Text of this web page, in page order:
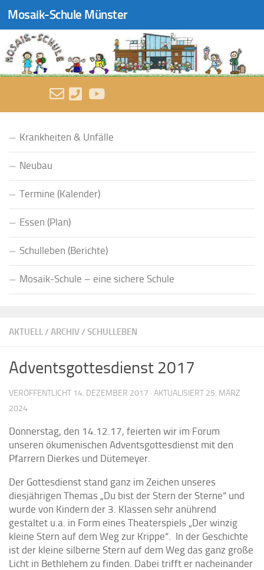
Zum Inhalt springen
Mosaik-Schule Münster
AKTUELL/ ARCHIV/ SCHULLEBEN
Adventsgottesdienst 2017
VERÖFFENTLICHT 14. DEZEMBER 2017 · AKTUALISIERT 25. MÄRZ
2024
Donnerstag, den 14.12.17, feierten wir im Forum
unseren ökumenischen Adventsgottesdienst mit den
Pfarrern Dierkes und Dütemeyer.
Der Gottesdienst stand ganz im Zeichen unseres
diesjährigen Themas „Du bist der Stern der Sterne“ und
wurde von Kindern der 3. Klassen sehr anührend
gestaltet u.a. in Form eines Theaterspiels „Der winzig
kleine Stern auf dem Weg zur Krippe“. In der Geschichte
ist der kleine silberne Stern auf dem Weg das ganz große
Licht in Bethlehem zu finden. Dabei trifft er nacheinander
Krankheiten & Unfälle
Neubau
Termine (Kalender)
Essen (Plan)
Schulleben (Berichte)
Mosaik-Schule – eine sichere Schule